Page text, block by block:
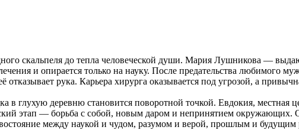
скальпеля до тепла человеческой души. Мария Лушникова —
и опирается только на науку. После предательства любимого
рука. Карьера хирурга оказывается под угрозой, а
в глухую деревню становится поворотной точкой. Евдокия, местная
этап — борьба с собой, новым даром и непринятием окружающих.
между наукой и чудом, разумом и верой, прошлым и будущим